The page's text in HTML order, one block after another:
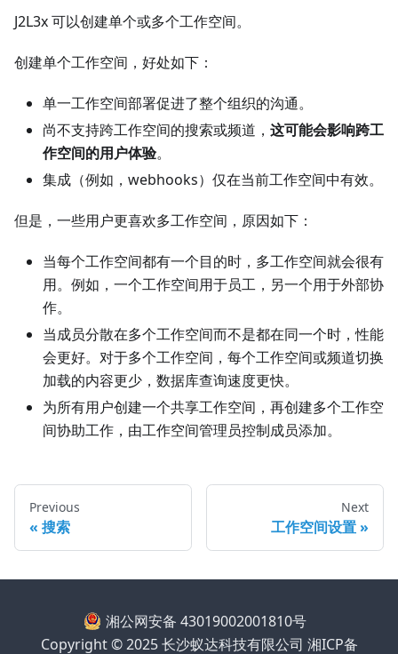
J2L3x 可以创建单个或多个工作空间。
创建单个工作空间，好处如下：
单一工作空间部署促进了整个组织的沟通。
尚不支持跨工作空间的搜索或频道， 这可能会影响跨工
作空间的用户体验。
集成（例如，webhooks）仅在当前工作空间中有效。
但是，一些用户更喜欢多工作空间，原因如下：
当每个工作空间都有一个目的时，多工作空间就会很有
用。例如，一个工作空间用于员工，另一个用于外部协
作。
当成员分散在多个工作空间而不是都在同一个时，性能
会更好。对于多个工作空间，每个工作空间或频道切换
加载的内容更少，数据库查询速度更快。
为所有用户创建一个共享工作空间，再创建多个工作空
间协助工作，由工作空间管理员控制成员添加。
Previous
搜索
Next
工作空间设置
湘公网安备 43019002001810号
Copyright © 2025 长沙蚁达科技有限公司 湘ICP备